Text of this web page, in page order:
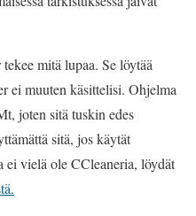
mitä lupaa. Se löytää
ei muuten käsittelisi. Ohjelma
joten sitä tuskin edes
sitä, jos käytät
ei vielä ole CCleaneria, löydät